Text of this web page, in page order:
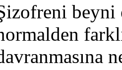
beyni